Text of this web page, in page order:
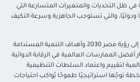
الخطة في ظل التحديات والمتغيرات المتسارعة التي
والتي تستوجب الجاهزية وسرعة التكيف
تستند الخطة الاستراتيجية إلى رؤية مصر 2030 وأهداف التنمية المستدامة
أفضل الممارسات العالمية في الرقابة الدوائية
لتقييم واعتماد السلطات التنظيمية
توجًها استراتيجيًا طموحًا يُواكب احتياجات